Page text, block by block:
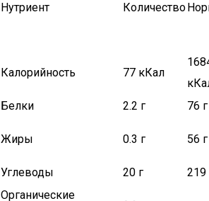
Нутриент Количество
Калорийность 77 кКал
Белки 2.2 г 76 г
Жиры 0.3 г 56 г
Углеводы
20 г 219
Органические